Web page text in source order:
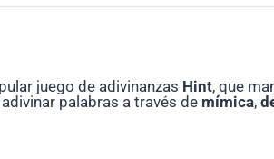
juego de adivinanzas Hint, que
palabras a través de mímica,